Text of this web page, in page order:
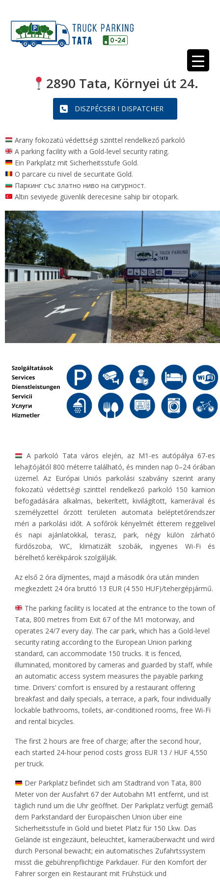
2890 Tata, Környei út 24.
DISZPÉCSER I DISPATCHER
Arany fokozatú védettségi szinttel rendelkező parkoló
A parking facility with a Gold-level security rating.
Ein Parkplatz mit Sicherheitsstufe Gold.
O parcare cu nivel de securitate Gold.
Паркинг със златно ниво на сигурност.
Altın seviyede güvenlik derecesine sahip bir otopark.
A parkoló Tata város elején, az M1-es autópálya 67-es
lehajtójától 800 méterre található, és minden nap 0–24 órában
üzemel. Az Európai Uniós parkolási szabvány szerint arany
fokozatú védettségi szinttel rendelkező parkoló 150 kamion
befogadására alkalmas, bekerített, kivilágított, kamerával és
személyzettel őrzött területen automata beléptetőrendszer
méri a parkolási időt. A sofőrök kényelmét étterem reggelivel
és napi ajánlatokkal, terasz, park, négy külön zárható
fürdőszoba, WC, klimatizált szobák, ingyenes Wi-Fi és
bérelhető kerékpárok szolgálják.
Az első 2 óra díjmentes, majd a második óra után minden
megkezdett 24 óra bruttó 13 EUR (4 550 HUF)/tehergépjármű.
The parking facility is located at the entrance to the town of
Tata, 800 metres from Exit 67 of the M1 motorway, and
operates 24/7 every day. The car park, which has a Gold-level
security rating according to the European Union parking
standard, can accommodate 150 trucks. It is fenced,
illuminated, monitored by cameras and guarded by staff, while
an automatic access system measures the payable parking
time. Drivers’ comfort is ensured by a restaurant offering
breakfast and daily specials, a terrace, a park, four individually
lockable bathrooms, toilets, air-conditioned rooms, free Wi-Fi
and rental bicycles.
The first 2 hours are free of charge; after the second hour,
each started 24-hour period costs gross EUR 13 / HUF 4,550
per truck.
Der Parkplatz befindet sich am Stadtrand von Tata, 800
Meter von der Ausfahrt 67 der Autobahn M1 entfernt, und ist
täglich rund um die Uhr geöffnet. Der Parkplatz verfügt gemäß
dem Parkstandard der Europäischen Union über eine
Sicherheitsstufe in Gold und bietet Platz für 150 Lkw. Das
Gelände ist eingezäunt, beleuchtet, kameraüberwacht und wird
durch Personal bewacht; ein automatisches Zufahrtssystem
misst die gebührenpflichtige Parkdauer. Für den Komfort der
Fahrer sorgen ein Restaurant mit Frühstück und